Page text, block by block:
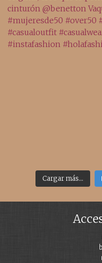
Cargar más...